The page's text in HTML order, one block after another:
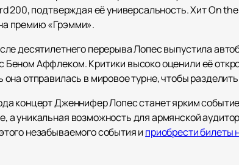
200, подтверждая её универсальность. Хит On
премию «Грэмми».
десятилетнего перерыва Лопес выпустила
Беном Аффлеком. Критики высоко оценили её
она отправилась в мировое турне, чтобы
концерт Дженнифер Лопес станет ярким
а уникальная возможность для армянской
незабываемого события и приобрести билеты